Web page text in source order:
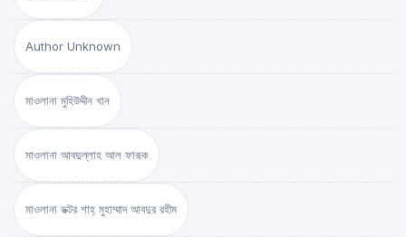
Author Unknown
মাওলানা মুহিউদ্দীন খান
মাওলানা আবদুল্লাহ আল ফারূক
মাওলানা ডক্টর শাহ্‌ মুহাম্মাদ আবদুর রহীম